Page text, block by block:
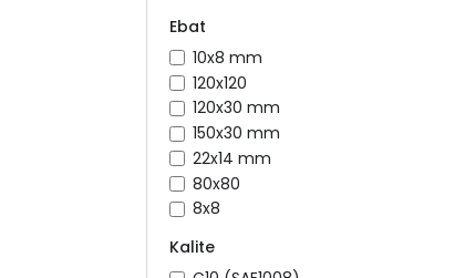
Ebat
10x8 mm
120x120
120x30 mm
150x30 mm
22x14 mm
80x80
8x8
Kalite